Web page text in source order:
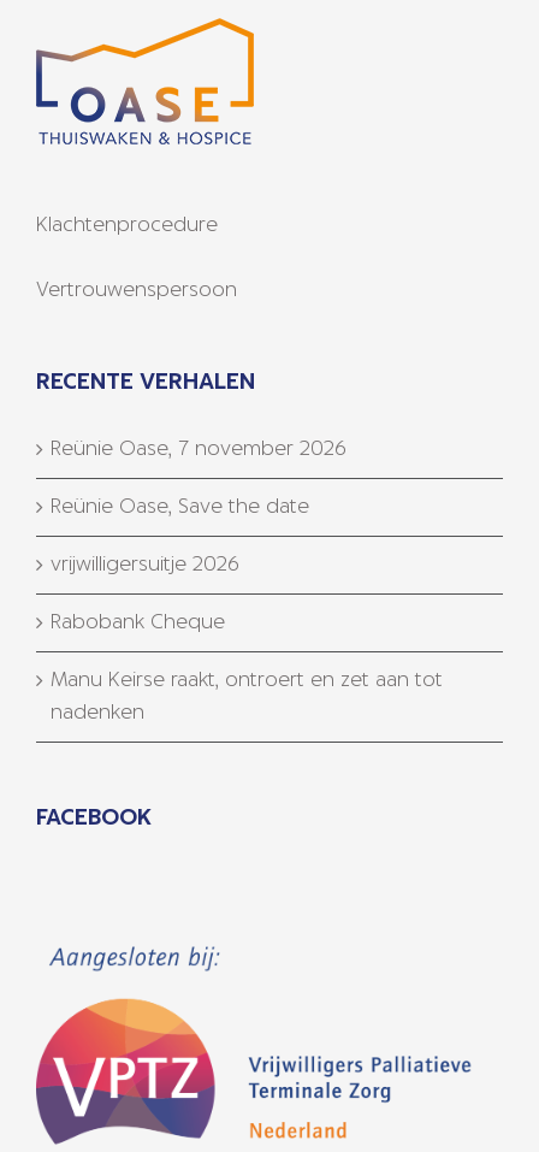
Klachtenprocedure
Vertrouwenspersoon
RECENTE VERHALEN
Reünie Oase, 7 november 2026
Reünie Oase, Save the date
vrijwilligersuitje 2026
Rabobank Cheque
Manu Keirse raakt, ontroert en zet aan tot
nadenken
FACEBOOK